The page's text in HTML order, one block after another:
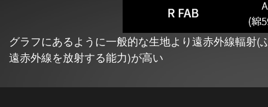
グラフにあるように一般的な生地より遠赤外線輻射
遠赤外線を放射する能力)が高い